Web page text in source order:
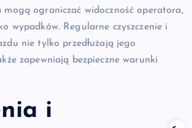
mogą ograniczać widoczność operatora,
wypadków. Regularne czyszczenie i
nie tylko przedłużają jego
zapewniają bezpieczne warunki
i